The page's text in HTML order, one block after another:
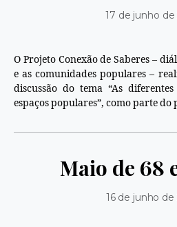
17 de junho
O Projeto Conexão de Saberes –
e as comunidades populares –
discussão do tema “As
espaços populares”, como parte do
Maio de 68
16 de junho